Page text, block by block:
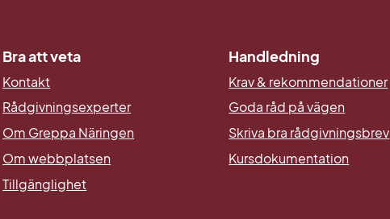
Bra att veta
Kontakt
Rådgivningsexperter
Om Greppa Näringen
Om webbplatsen
Tillgänglighet
Handledning
Krav & rekommendationer
Goda råd på vägen
Skriva bra rådgivningsbrev
Kursdokumentation